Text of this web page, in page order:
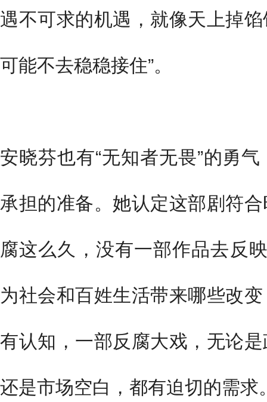
遇不可求的机遇，就像天上掉
可能不去稳稳接住”。
安晓芬也有“无知者无畏”的勇
承担的准备。她认定这部剧符
腐这么久，没有一部作品去反
为社会和百姓生活带来哪些改
有认知，一部反腐大戏，无论
还是市场空白，都有迫切的需求